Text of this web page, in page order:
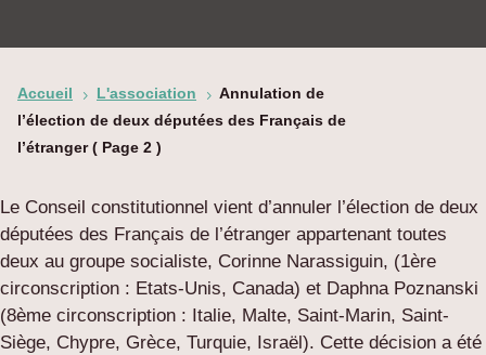
Accueil 5 L'association 5 Annulation de
l’élection de deux députées des Français de
l’étranger( Page 2 )
Le Conseil constitutionnel vient d’annuler l’élection de deux
députées des Français de l’étranger appartenant toutes
deux au groupe socialiste, Corinne Narassiguin, (1ère
circonscription : Etats-Unis, Canada) et Daphna Poznanski
(8ème circonscription : Italie, Malte, Saint-Marin, Saint-
Siège, Chypre, Grèce, Turquie, Israël). Cette décision a été